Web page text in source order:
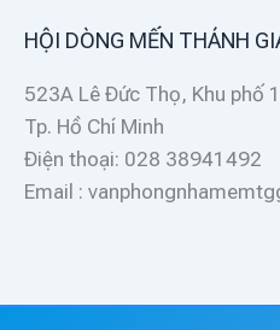
HỘI DÒNG MẾN THÁNH
523A Lê Đức Thọ, Khu phố
Tp. Hồ Chí Minh
Điện thoại: 028 38941492
Email :